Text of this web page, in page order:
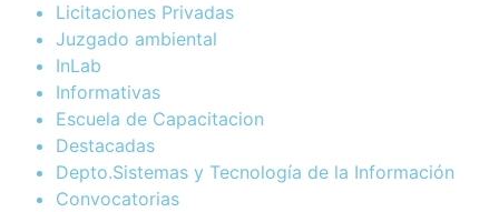
Licitaciones Privadas
Juzgado ambiental
InLab
Informativas
Escuela de Capacitacion
Destacadas
Depto.Sistemas y Tecnología de la Información
Convocatorias